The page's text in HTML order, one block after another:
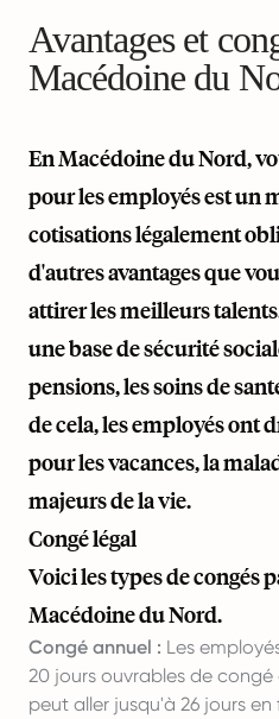
Avantages et
Macédoine du
En Macédoine du Nord,
pour les employés est un
cotisations légalement
d'autres avantages que
attirer les meilleurs
une base de sécurité
pensions, les soins de
de cela, les employés ont
pour les vacances, la
majeurs de la vie.
Congé légal
Voici les types de congés
Macédoine du Nord.
Congé annuel : Les
20 jours ouvrables de
peut aller jusqu'à 26 jours